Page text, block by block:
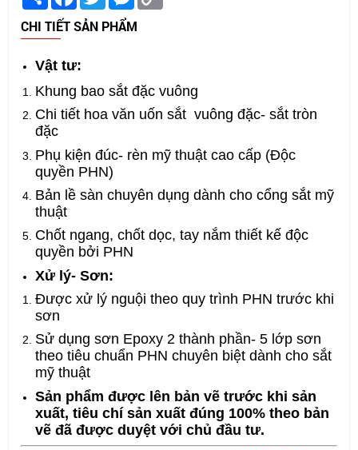
CHI TIẾT SẢN PHẨM
Vật tư:
Khung bao sắt đặc vuông
Chi tiết hoa văn uốn sắt vuông đặc- sắt tròn
đặc
Phụ kiện đúc- rèn mỹ thuật cao cấp (Độc
quyền PHN)
Bản lề sàn chuyên dụng dành cho cổng sắt mỹ
thuật
Chốt ngang, chốt dọc, tay nắm thiết kế độc
quyền bởi PHN
Xử lý- Sơn:
Được xử lý nguội theo quy trình PHN trước khi
sơn
Sử dụng sơn Epoxy 2 thành phần- 5 lớp sơn
theo tiêu chuẩn PHN chuyên biệt dành cho sắt
mỹ thuật
Sản phẩm được lên bản vẽ trước khi sản
xuất, tiêu chí sản xuất đúng 100% theo bản
vẽ đã được duyệt với chủ đầu tư.